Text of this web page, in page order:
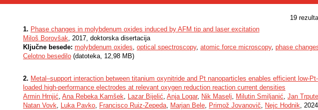
19
1. Phase changes in molybdenum oxides induced by AFM tip and laser excitation
Miloš Borovšak, 2017, doktorska disertacija
Ključne besede: molybdenum oxides, optical spectroscopy, atomic force microscopy, phase
Celotno besedilo (datoteka, 12,98 MB)
2. Metal–support interaction between titanium oxynitride and Pt nanoparticles enables efficient low-Pt-
loaded high-performance electrodes at relevant oxygen reduction reaction current densities
Armin Hrnjić, Ana Rebeka Kamšek, Lazar Bijelić, Anja Logar, Nik Maselj, Milutin Smiljanić, Jan
Natan Vovk, Luka Pavko, Francisco Ruiz-Zepeda, Marjan Bele, Primož Jovanovič, Nejc Hodnik,